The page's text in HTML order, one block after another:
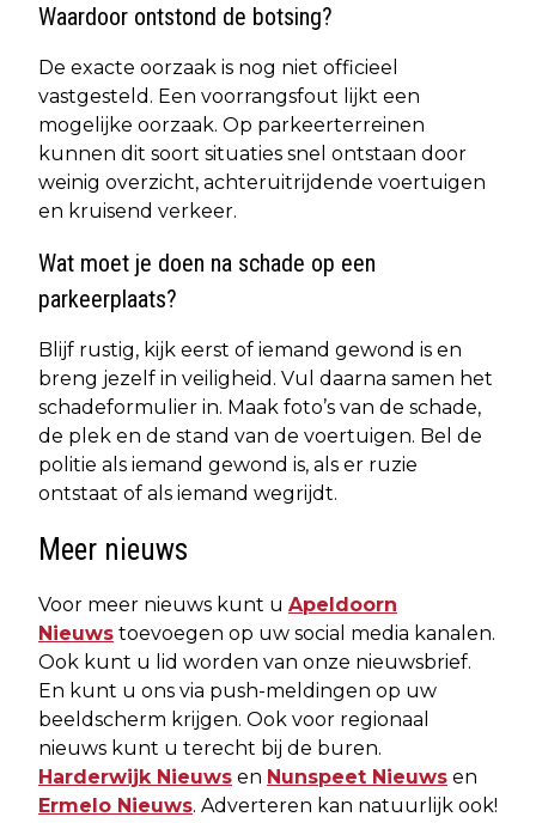
Waardoor ontstond de botsing?
De exacte oorzaak is nog niet officieel
vastgesteld. Een voorrangsfout lijkt een
mogelijke oorzaak. Op parkeerterreinen
kunnen dit soort situaties snel ontstaan door
weinig overzicht, achteruitrijdende voertuigen
en kruisend verkeer.
Wat moet je doen na schade op een
parkeerplaats?
Blijf rustig, kijk eerst of iemand gewond is en
breng jezelf in veiligheid. Vul daarna samen het
schadeformulier in. Maak foto’s van de schade,
de plek en de stand van de voertuigen. Bel de
politie als iemand gewond is, als er ruzie
ontstaat of als iemand wegrijdt.
Meer nieuws
Voor meer nieuws kunt u Apeldoorn
Nieuws toevoegen op uw social media kanalen.
Ook kunt u lid worden van onze nieuwsbrief.
En kunt u ons via push-meldingen op uw
beeldscherm krijgen. Ook voor regionaal
nieuws kunt u terecht bij de buren.
Harderwijk Nieuws en Nunspeet Nieuws en
Ermelo Nieuws. Adverteren kan natuurlijk ook!